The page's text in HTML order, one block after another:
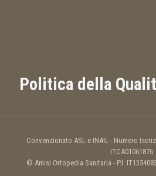
Politica della
Convenzionato ASL e INAIL - Numero
ITCA01061876
© Amisi Ortopedia Sanitaria - P.I.